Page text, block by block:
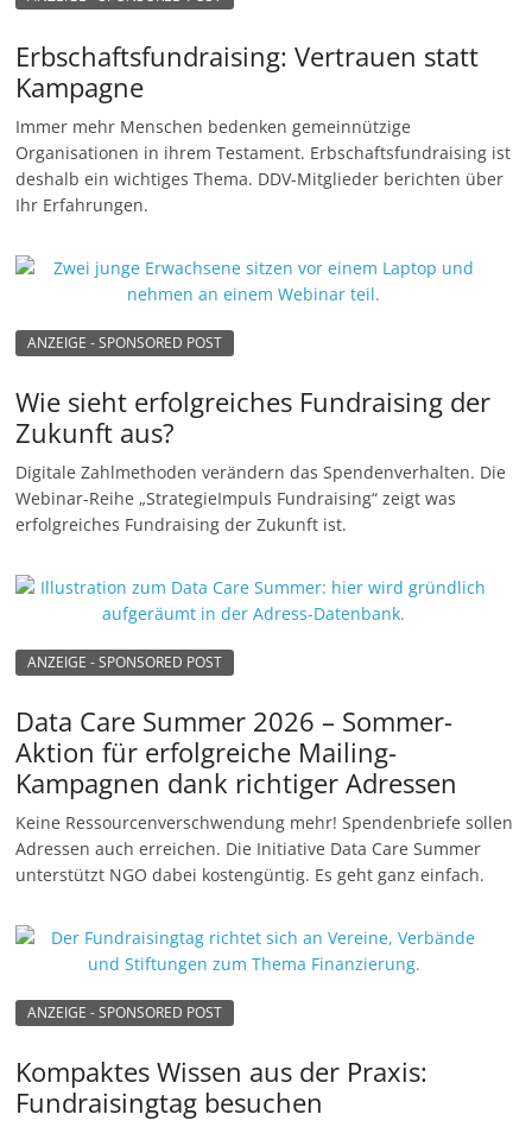
Erbschaftsfundraising: Vertrauen statt
Kampagne
Immer mehr Menschen bedenken gemeinnützige
Organisationen in ihrem Testament. Erbschaftsfundraising ist
deshalb ein wichtiges Thema. DDV-Mitglieder berichten über
Ihr Erfahrungen.
ANZEIGE - SPONSORED POST
Wie sieht erfolgreiches Fundraising der
Zukunft aus?
Digitale Zahlmethoden verändern das Spendenverhalten. Die
Webinar-Reihe „StrategieImpuls Fundraising“ zeigt was
erfolgreiches Fundraising der Zukunft ist.
ANZEIGE - SPONSORED POST
Data Care Summer 2026 – Sommer-
Aktion für erfolgreiche Mailing-
Kampagnen dank richtiger Adressen
Keine Ressourcenverschwendung mehr! Spendenbriefe sollen
Adressen auch erreichen. Die Initiative Data Care Summer
unterstützt NGO dabei kostengüntig. Es geht ganz einfach.
ANZEIGE - SPONSORED POST
Kompaktes Wissen aus der Praxis:
Fundraisingtag besuchen